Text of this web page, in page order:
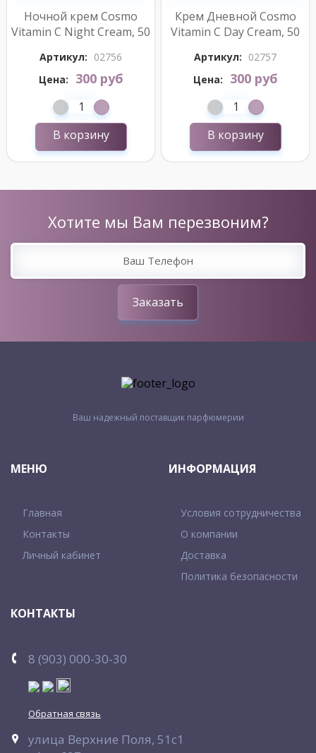
Ночной крем Cosmo
Vitamin C Night Cream, 50
Артикул: 02756
Цена:
300 руб
В корзину
Крем Дневной Cosmo
Vitamin C Day Cream, 50
Артикул: 02757
Цена:
300 руб
В корзину
Хотите мы Вам перезвоним?
Заказать
Ваш надежный поставщик парфюмерии
МЕНЮ
Главная
Контакты
Личный кабинет
ИНФОРМАЦИЯ
Условия сотрудничества
О компании
Доставка
Политика безопасности
КОНТАКТЫ
8 (903) 000-30-30
Обратная связь
улица Верхние Поля, 51с1